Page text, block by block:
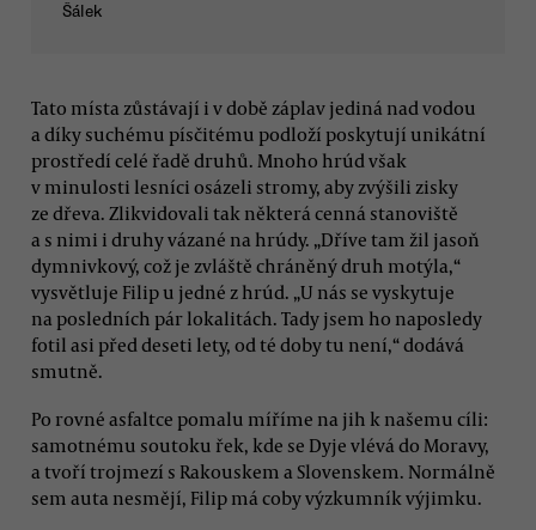
Šálek
Tato místa zůstávají i v době záplav jediná nad vodou
a díky suchému písčitému podloží poskytují unikátní
prostředí celé řadě druhů. Mnoho hrúd však
v minulosti lesníci osázeli stromy, aby zvýšili zisky
ze dřeva. Zlikvidovali tak některá cenná stanoviště
a s nimi i druhy vázané na hrúdy. „Dříve tam žil jasoň
dymnivkový, což je zvláště chráněný druh motýla,“
vysvětluje Filip u jedné z hrúd. „U nás se vyskytuje
na posledních pár lokalitách. Tady jsem ho naposledy
fotil asi před deseti lety, od té doby tu není,“ dodává
smutně.
Po rovné asfaltce pomalu míříme na jih k našemu cíli:
samotnému soutoku řek, kde se Dyje vlévá do Moravy,
a tvoří trojmezí s Rakouskem a Slovenskem. Normálně
sem auta nesmějí, Filip má coby výzkumník výjimku.